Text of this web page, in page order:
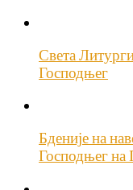
Света
Господњег
Бденије на
Господњег